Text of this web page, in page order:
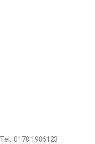
Tel.: 0178 1986123